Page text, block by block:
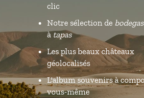
clic
Notre sélection de bodegas
àtapas
Les plus beaux châteaux
géolocalisés
L'album souvenirs à
vous-même